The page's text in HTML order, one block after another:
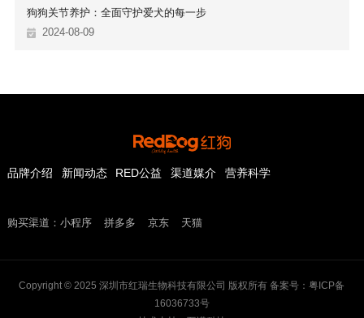
狗狗关节养护：全面守护爱犬的每一步
2024-08-09
品牌介绍 新闻动态 RED公益 渠道媒介 营养科学
购买渠道： 小程序 拼多多 京东 天猫
Copyright © 2025 深圳市红瑞生物科技有限公司 版权所有 备案号：粤ICP备
16036733号